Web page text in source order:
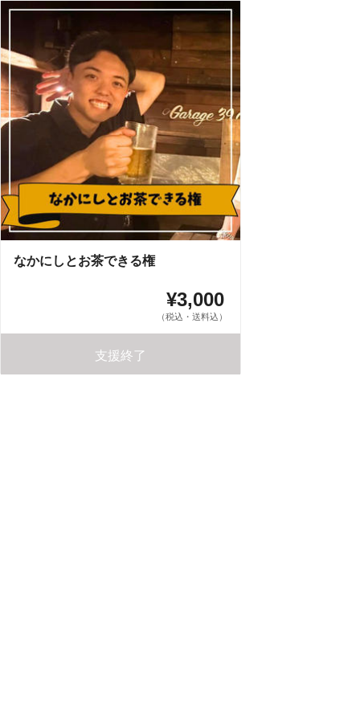
なかにしとお茶できる権
¥3,000
（税込・送料込）
支援終了